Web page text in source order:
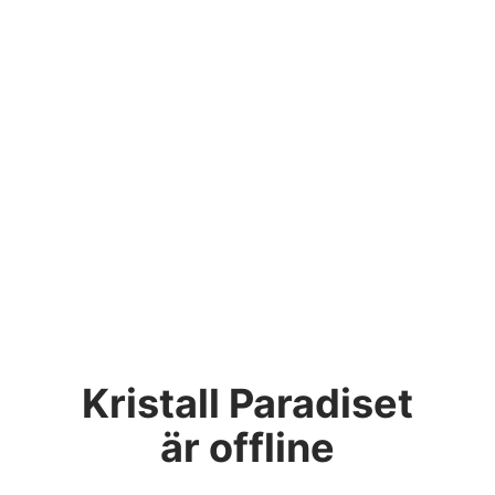
Kristall Paradiset
är offline